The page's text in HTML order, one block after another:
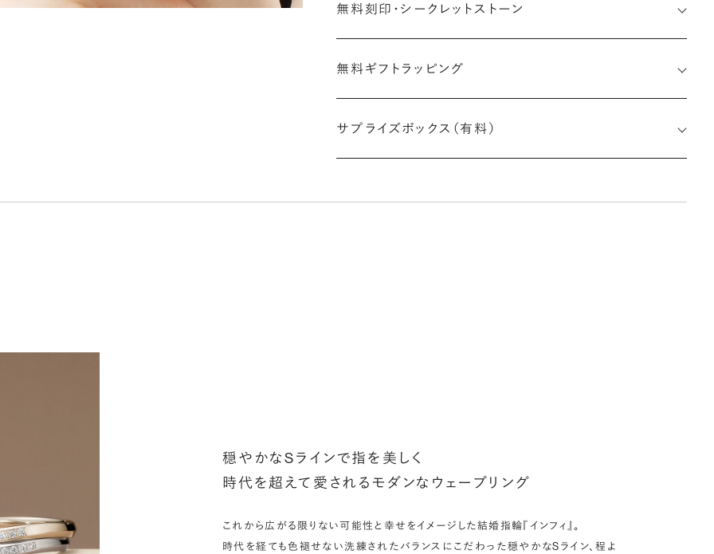
無料刻印・ シークレットストーン
刻印メッセージ：半角英数字20文字まで刻印可能
セージを無料で刻印することができます。注文前だけでなく購入後
の刻印も、リングに初めて施す初回の刻印は、無料にて承ります（デ
「商品仕様」欄をご確認ください）。
無料ギフトラッピング
サプライズボックス（有料）
穏やかなSラインで指を美しく
時代を超えて愛されるモダンなウェーブリング
これから広がる限りない可能性と幸せをイメージした結婚指輪『インフィ』。
時代を経ても色褪せない洗練されたバランスにこだわった穏やかなSライン、程よ